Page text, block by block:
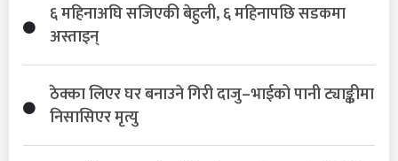
६ महिनाअघि सजिएकी बेहुली, ६ महिनापछि सडकमा
अस्ताइन्
ठेक्का लिएर घर बनाउने गिरी दाजु–भाईको पानी ट्याङ्कीमा
निसासिएर मृत्यु